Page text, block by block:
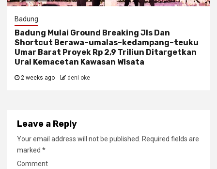
Badung
Badung Mulai Ground Breaking Jls Dan
Shortcut Berawa–umalas–kedampang–teuku
Umar Barat Proyek Rp 2,9 Triliun Ditargetkan
Urai Kemacetan Kawasan Wisata
2 weeks ago deni oke
Leave a Reply
Your email address will not be published.
Required fields are
marked *
Comment